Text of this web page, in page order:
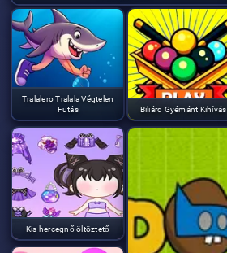
Tralalero Tralala Végtelen
Futás
Biliárd Gyémánt Kihívás
Kis hercegnő öltöztető